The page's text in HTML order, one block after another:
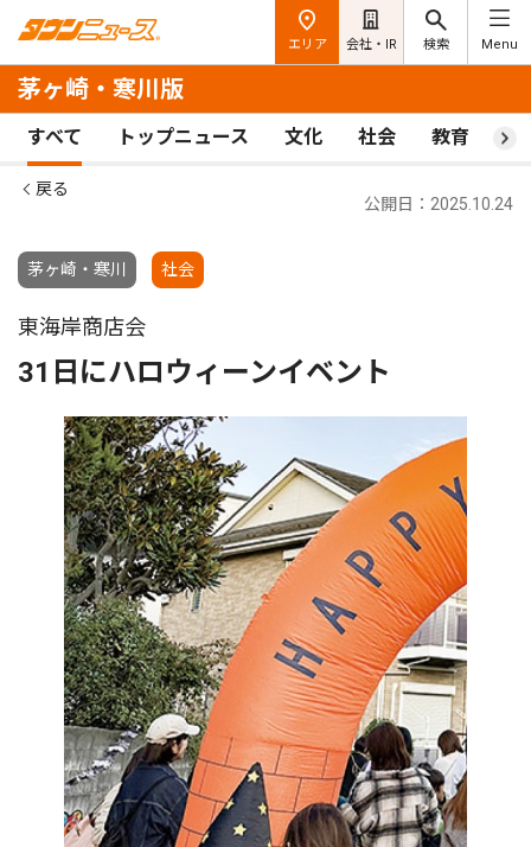
エリア 会社・IR 検索 Menu
茅ヶ崎・寒川版
すべて トップニュース 文化 社会 教育 ス
戻る
茅ヶ崎・寒川 社会
公開日：2025.10.24
東海岸商店会
31日にハロウィーンイベント